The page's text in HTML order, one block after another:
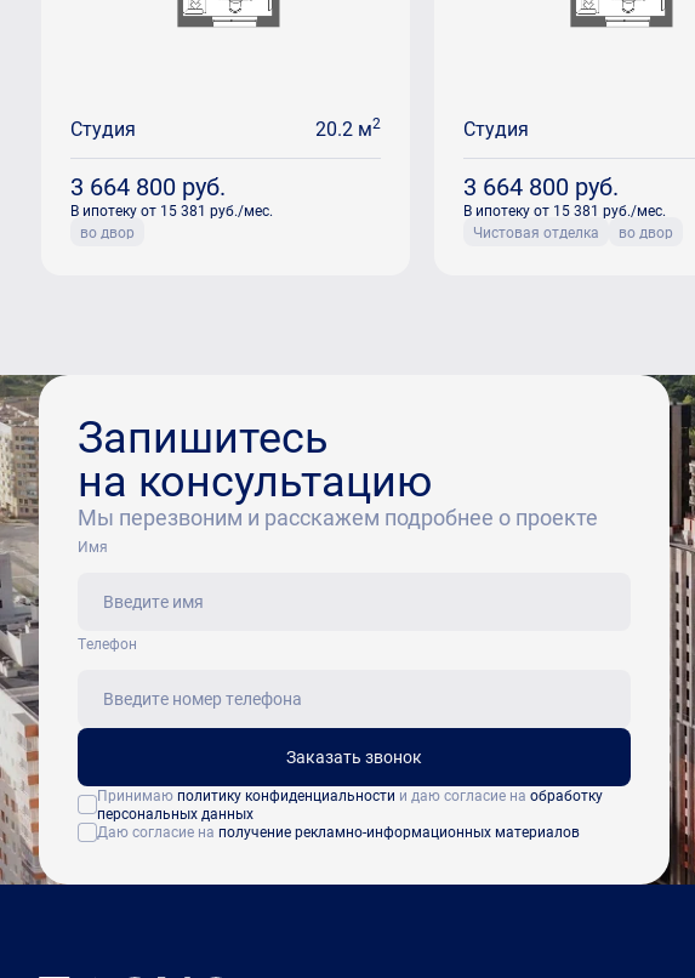
Студия 20.2 м2
3 664 800 руб.
В ипотеку от 15 381 руб./мес.
во двор
Студия
3 664 800 руб.
В ипотеку от 15 381 руб./мес.
Чистовая отделка
во двор
Запишитесь
на консультацию
Мы перезвоним и расскажем подробнее о проекте
Имя
Tелефон
Заказать звонок
Принимаю политику конфиденциальности и даю согласие на обработку
персональных данных
Даю согласие на получение рекламно-информационных материалов